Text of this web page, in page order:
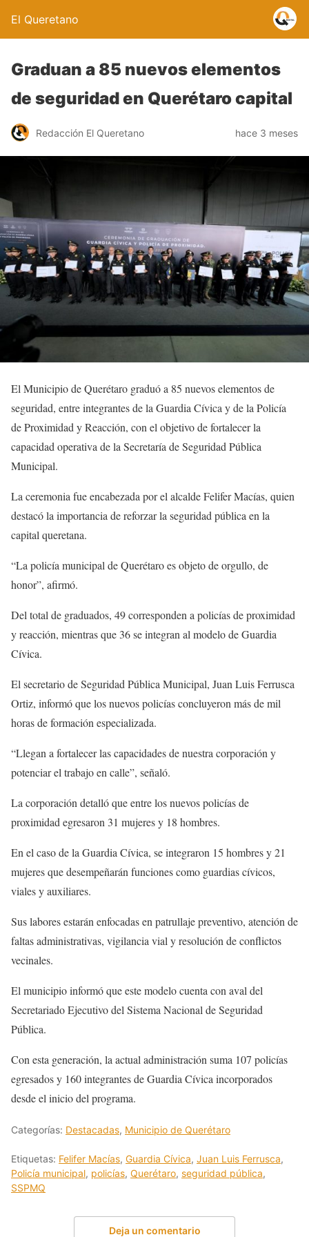
El Queretano
Graduan a 85 nuevos elementos
de seguridad en Querétaro capital
Redacción El Queretano hace 3 meses
El Municipio de Querétaro graduó a 85 nuevos elementos de
seguridad, entre integrantes de la Guardia Cívica y de la Policía
de Proximidad y Reacción, con el objetivo de fortalecer la
capacidad operativa de la Secretaría de Seguridad Pública
Municipal.
La ceremonia fue encabezada por el alcalde Felifer Macías, quien
destacó la importancia de reforzar la seguridad pública en la
capital queretana.
“La policía municipal de Querétaro es objeto de orgullo, de
honor”, afirmó.
Del total de graduados, 49 corresponden a policías de proximidad
y reacción, mientras que 36 se integran al modelo de Guardia
Cívica.
El secretario de Seguridad Pública Municipal, Juan Luis Ferrusca
Ortiz, informó que los nuevos policías concluyeron más de mil
horas de formación especializada.
“Llegan a fortalecer las capacidades de nuestra corporación y
potenciar el trabajo en calle”, señaló.
La corporación detalló que entre los nuevos policías de
proximidad egresaron 31 mujeres y 18 hombres.
En el caso de la Guardia Cívica, se integraron 15 hombres y 21
mujeres que desempeñarán funciones como guardias cívicos,
viales y auxiliares.
Sus labores estarán enfocadas en patrullaje preventivo, atención de
faltas administrativas, vigilancia vial y resolución de conflictos
vecinales.
El municipio informó que este modelo cuenta con aval del
Secretariado Ejecutivo del Sistema Nacional de Seguridad
Pública.
Con esta generación, la actual administración suma 107 policías
egresados y 160 integrantes de Guardia Cívica incorporados
desde el inicio del programa.
Categorías: Destacadas, Municipio de Querétaro
Etiquetas: Felifer Macías, Guardia Cívica, Juan Luis Ferrusca,
Policía municipal, policías, Querétaro, seguridad pública,
SSPMQ
Deja un comentario